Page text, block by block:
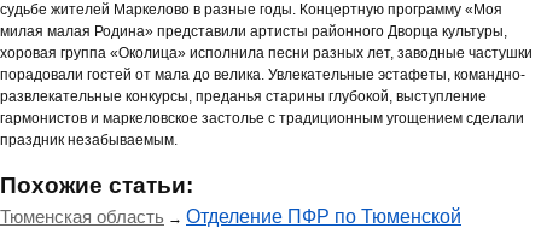
судьбе жителей Маркелово в разные годы. Концертную программу «Моя
милая малая Родина» представили артисты районного Дворца культуры,
хоровая группа «Околица» исполнила песни разных лет, заводные частушки
порадовали гостей от мала до велика. Увлекательные эстафеты, командно-
развлекательные конкурсы, преданья старины глубокой, выступление
гармонистов и маркеловское застолье с традиционным угощением сделали
праздник незабываемым.
Похожие статьи:
Тюменская область → Отделение ПФР по Тюменской